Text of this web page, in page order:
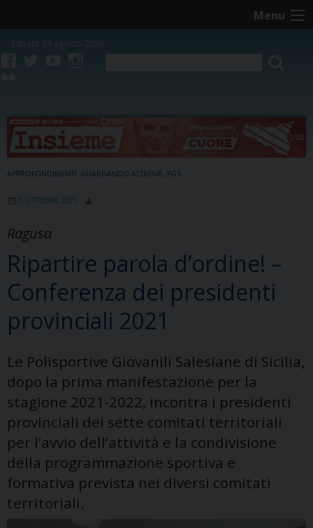
content
Menu
sabato 08 agosto 2026
APPROFONDIMENTI GUARDANDO ALTROVE PGS
5 OTTOBRE 2021
Ragusa
Ripartire parola d’ordine! –
Conferenza dei presidenti
provinciali 2021
Le Polisportive Giovanili Salesiane di Sicilia,
dopo la prima manifestazione per la
stagione 2021-2022, incontra i presidenti
provinciali dei sette comitati territoriali
per l’avvio dell’attività e la condivisione
della programmazione sportiva e
formativa prevista nei diversi comitati
territoriali.